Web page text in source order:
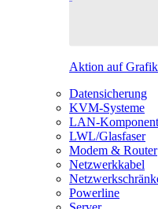
Aktion auf
Datensicherung
KVM-Systeme
LAN-
LWL/Glasfaser
Modem & Router
Netzwerkkabel
Powerline